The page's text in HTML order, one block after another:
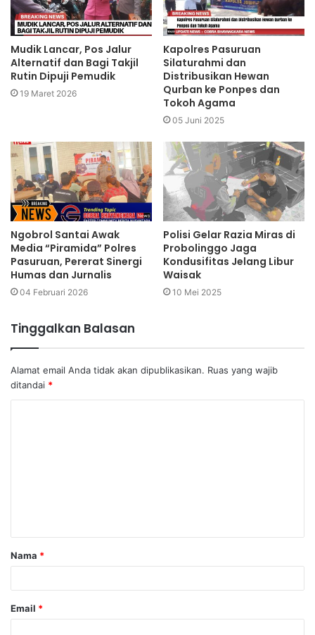
Mudik Lancar, Pos Jalur
Alternatif dan Bagi Takjil
Rutin Dipuji Pemudik
19 Maret 2026
Kapolres Pasuruan
Silaturahmi dan
Distribusikan Hewan
Qurban ke Ponpes dan
Tokoh Agama
05 Juni 2025
Ngobrol Santai Awak
Media “Piramida” Polres
Pasuruan, Pererat Sinergi
Humas dan Jurnalis
04 Februari 2026
Polisi Gelar Razia Miras di
Probolinggo Jaga
Kondusifitas Jelang Libur
Waisak
10 Mei 2025
Tinggalkan Balasan
Alamat email Anda tidak akan dipublikasikan. Ruas yang wajib
ditandai *
a
r
Nama *
Email *